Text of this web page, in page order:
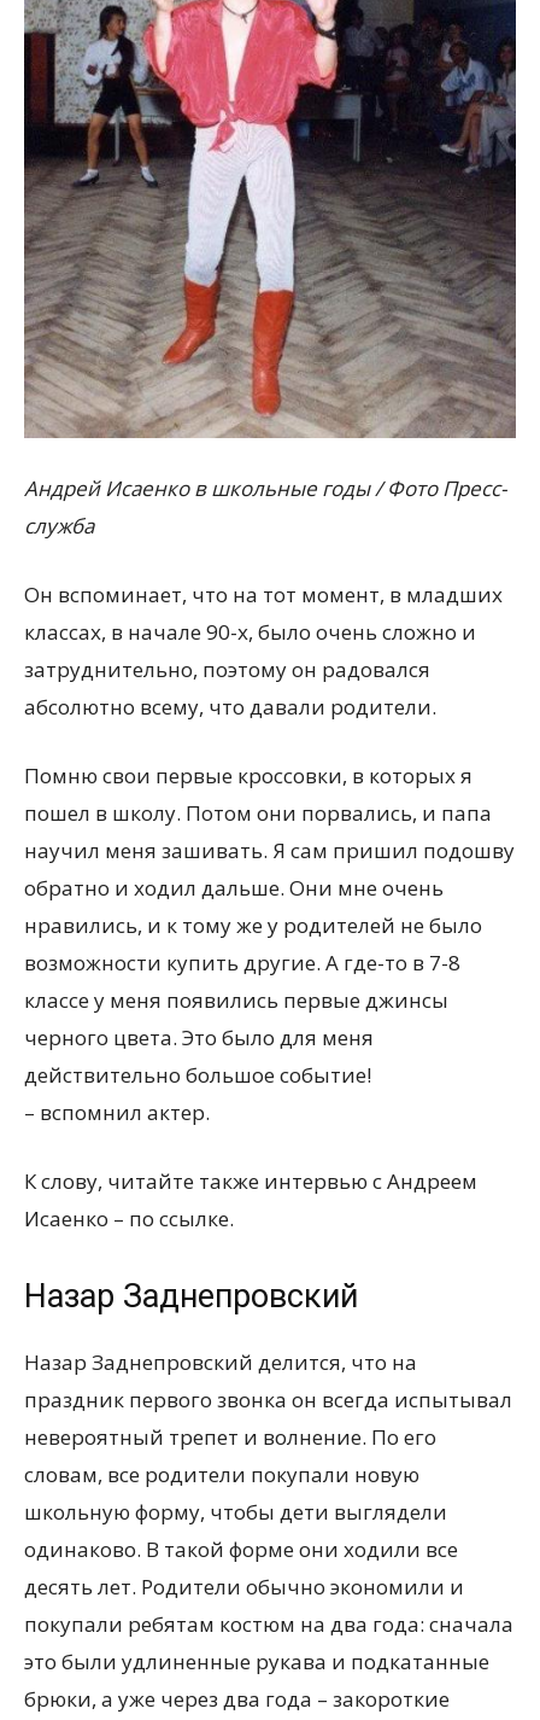
Андрей Исаенко в школьные годы / Фото Пресс-
служба
Он вспоминает, что на тот момент, в младших
классах, в начале 90-х, было очень сложно и
затруднительно, поэтому он радовался
абсолютно всему, что давали родители.
Помню свои первые кроссовки, в которых я
пошел в школу. Потом они порвались, и папа
научил меня зашивать. Я сам пришил подошву
обратно и ходил дальше. Они мне очень
нравились, и к тому же у родителей не было
возможности купить другие. А где-то в 7-8
классе у меня появились первые джинсы
черного цвета. Это было для меня
действительно большое событие!
– вспомнил актер.
К слову, читайте также интервью с Андреем
Исаенко – по ссылке.
Назар Заднепровский
Назар Заднепровский делится, что на
праздник первого звонка он всегда испытывал
невероятный трепет и волнение. По его
словам, все родители покупали новую
школьную форму, чтобы дети выглядели
одинаково. В такой форме они ходили все
десять лет. Родители обычно экономили и
покупали ребятам костюм на два года: сначала
это были удлиненные рукава и подкатанные
брюки, а уже через два года – закороткие